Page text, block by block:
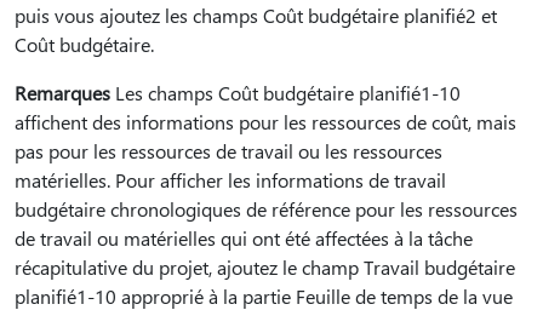
puis vous ajoutez les champs Coût budgétaire planifié2 et
Coût budgétaire.
Remarques Les champs Coût budgétaire planifié1-10
affichent des informations pour les ressources de coût, mais
pas pour les ressources de travail ou les ressources
matérielles. Pour afficher les informations de travail
budgétaire chronologiques de référence pour les ressources
de travail ou matérielles qui ont été affectées à la tâche
récapitulative du projet, ajoutez le champ Travail budgétaire
planifié1-10 approprié à la partie Feuille de temps de la vue